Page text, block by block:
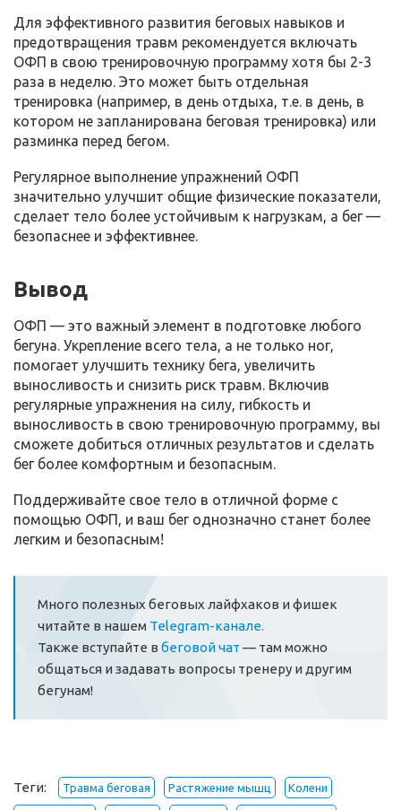
Для эффективного развития беговых навыков и
предотвращения травм рекомендуется включать
ОФП в свою тренировочную программу хотя бы 2-3
раза в неделю. Это может быть отдельная
тренировка (например, в день отдыха, т.е. в день, в
котором не запланирована беговая тренировка) или
разминка перед бегом.
Регулярное выполнение упражнений ОФП
значительно улучшит общие физические показатели,
сделает тело более устойчивым к нагрузкам, а бег —
безопаснее и эффективнее.
Вывод
ОФП — это важный элемент в подготовке любого
бегуна. Укрепление всего тела, а не только ног,
помогает улучшить технику бега, увеличить
выносливость и снизить риск травм. Включив
регулярные упражнения на силу, гибкость и
выносливость в свою тренировочную программу, вы
сможете добиться отличных результатов и сделать
бег более комфортным и безопасным.
Поддерживайте свое тело в отличной форме с
помощью ОФП, и ваш бег однозначно станет более
легким и безопасным!
Много полезных беговых лайфхаков и фишек
читайте в нашем Telegram-канале.
Также вступайте в беговой чат — там можно
общаться и задавать вопросы тренеру и другим
бегунам!
Теги: Травма беговая Растяжение мышц Колени